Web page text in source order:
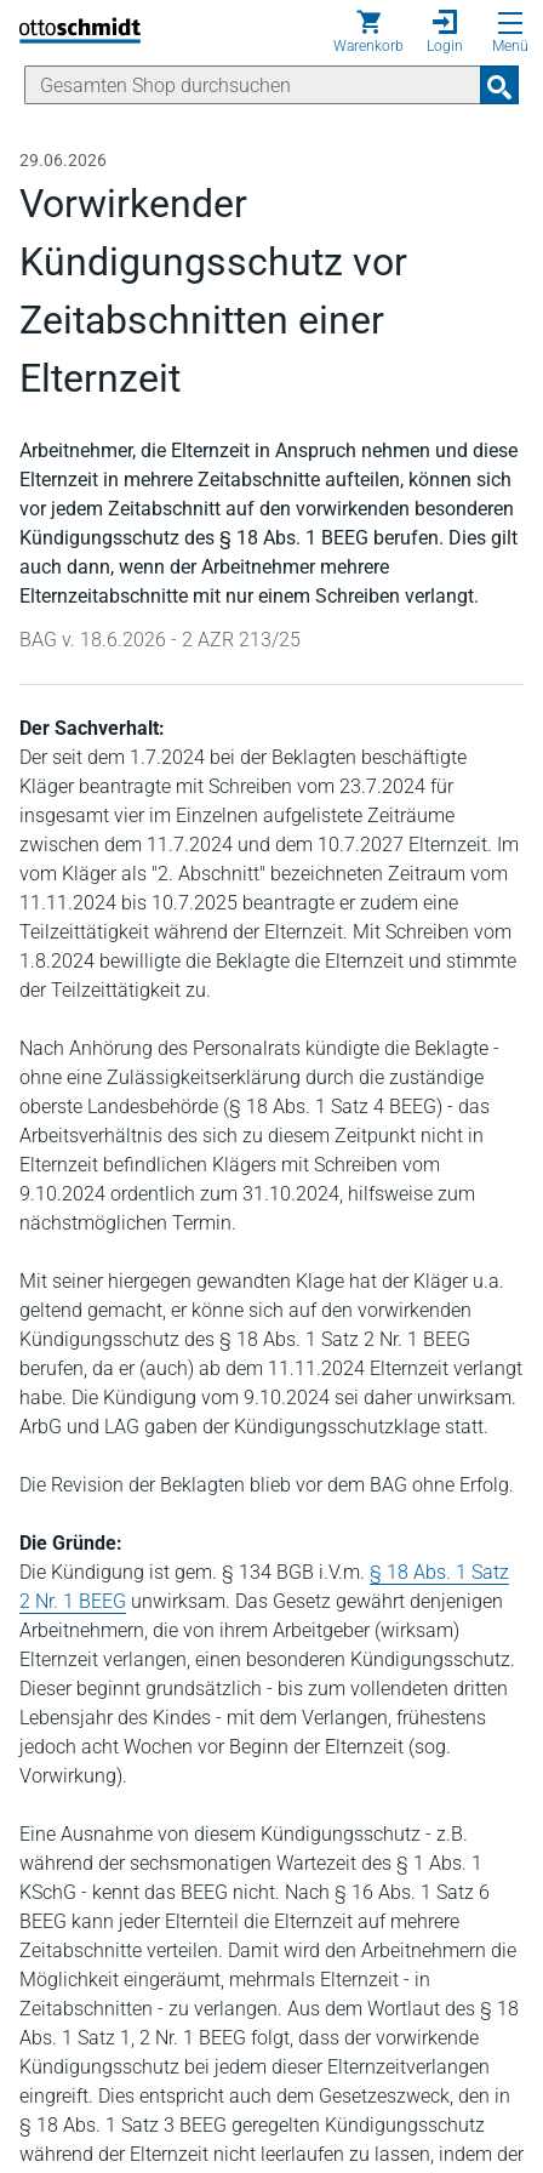
Direkt zum Inhalt
Warenkorb Login Menü
29.06.2026
Vorwirkender
Kündigungsschutz vor
Zeitabschnitten einer
Elternzeit
Arbeitnehmer, die Elternzeit in Anspruch nehmen und diese
Elternzeit in mehrere Zeitabschnitte aufteilen, können sich
vor jedem Zeitabschnitt auf den vorwirkenden besonderen
Kündigungsschutz des § 18 Abs. 1 BEEG berufen. Dies gilt
auch dann, wenn der Arbeitnehmer mehrere
Elternzeitabschnitte mit nur einem Schreiben verlangt.
BAG v. 18.6.2026 - 2 AZR 213/25
Der Sachverhalt:
Der seit dem 1.7.2024 bei der Beklagten beschäftigte
Kläger beantragte mit Schreiben vom 23.7.2024 für
insgesamt vier im Einzelnen aufgelistete Zeiträume
zwischen dem 11.7.2024 und dem 10.7.2027 Elternzeit. Im
vom Kläger als "2. Abschnitt" bezeichneten Zeitraum vom
11.11.2024 bis 10.7.2025 beantragte er zudem eine
Teilzeittätigkeit während der Elternzeit. Mit Schreiben vom
1.8.2024 bewilligte die Beklagte die Elternzeit und stimmte
der Teilzeittätigkeit zu.
Nach Anhörung des Personalrats kündigte die Beklagte -
ohne eine Zulässigkeitserklärung durch die zuständige
oberste Landesbehörde (§ 18 Abs. 1 Satz 4 BEEG) - das
Arbeitsverhältnis des sich zu diesem Zeitpunkt nicht in
Elternzeit befindlichen Klägers mit Schreiben vom
9.10.2024 ordentlich zum 31.10.2024, hilfsweise zum
nächstmöglichen Termin.
Mit seiner hiergegen gewandten Klage hat der Kläger u.a.
geltend gemacht, er könne sich auf den vorwirkenden
Kündigungsschutz des § 18 Abs. 1 Satz 2 Nr. 1 BEEG
berufen, da er (auch) ab dem 11.11.2024 Elternzeit verlangt
habe. Die Kündigung vom 9.10.2024 sei daher unwirksam.
ArbG und LAG gaben der Kündigungsschutzklage statt.
Die Revision der Beklagten blieb vor dem BAG ohne Erfolg.
Die Gründe:
Die Kündigung ist gem. § 134 BGB i.V.m. § 18 Abs. 1 Satz
2 Nr. 1 BEEG unwirksam. Das Gesetz gewährt denjenigen
Arbeitnehmern, die von ihrem Arbeitgeber (wirksam)
Elternzeit verlangen, einen besonderen Kündigungsschutz.
Dieser beginnt grundsätzlich - bis zum vollendeten dritten
Lebensjahr des Kindes - mit dem Verlangen, frühestens
jedoch acht Wochen vor Beginn der Elternzeit (sog.
Vorwirkung).
Eine Ausnahme von diesem Kündigungsschutz - z.B.
während der sechsmonatigen Wartezeit des § 1 Abs. 1
KSchG - kennt das BEEG nicht. Nach § 16 Abs. 1 Satz 6
BEEG kann jeder Elternteil die Elternzeit auf mehrere
Zeitabschnitte verteilen. Damit wird den Arbeitnehmern die
Möglichkeit eingeräumt, mehrmals Elternzeit - in
Zeitabschnitten - zu verlangen. Aus dem Wortlaut des § 18
Abs. 1 Satz 1, 2 Nr. 1 BEEG folgt, dass der vorwirkende
Kündigungsschutz bei jedem dieser Elternzeitverlangen
eingreift. Dies entspricht auch dem Gesetzeszweck, den in
§ 18 Abs. 1 Satz 3 BEEG geregelten Kündigungsschutz
während der Elternzeit nicht leerlaufen zu lassen, indem der